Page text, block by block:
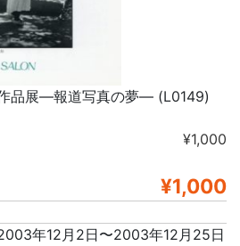
品展―報道写真の夢― (L0149)
¥1,000
¥1,000
年12月2日〜2003年12月25日